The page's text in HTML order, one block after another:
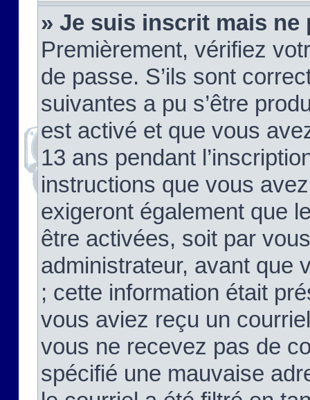
» Je suis inscrit mais ne
Premièrement, vérifiez
de passe. S’ils sont
suivantes a pu s’être
est activé et que vous
13 ans pendant
instructions que vous
exigeront également que
être activées, soit par
administrateur, avant que
; cette information était
vous aviez reçu un
vous ne recevez pas de
spécifié une mauvaise